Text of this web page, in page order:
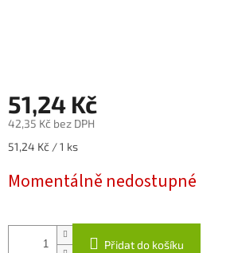
51,24 Kč
42,35 Kč bez DPH
Měrná
51,24 Kč / 1 ks
Momentálně nedostupné
Přidat do košíku